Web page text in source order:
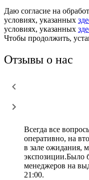
Даю согласие на
условиях, указанных
условиях, указанных
Чтобы продолжить,
Отзывы о нас
Всегда все
оперативно, на
в зале ожидания,
экспозиции.Было
менеджеров на
21:00.